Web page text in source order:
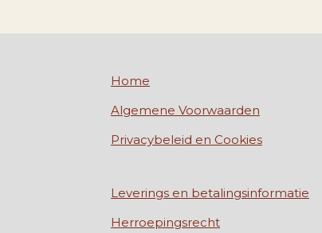
Home
Algemene Voorwaarden
Privacybeleid en Cookies
Leverings en betalingsinformatie
Herroepingsrecht